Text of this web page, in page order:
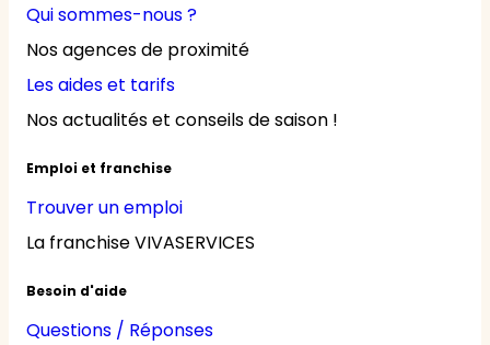
Qui sommes-nous ?
Nos agences de proximité
Les aides et tarifs
Nos actualités et conseils de saison !
Emploi et franchise
Trouver un emploi
La franchise VIVASERVICES
Besoin d'aide
Questions / Réponses